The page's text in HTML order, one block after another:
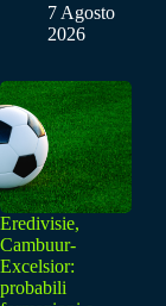
7 Agosto
2026
Eredivisie,
Cambuur-
Excelsior:
probabili